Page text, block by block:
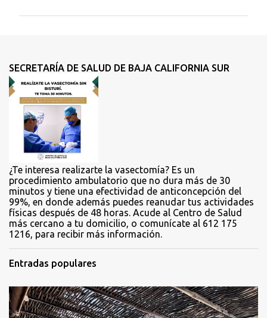
t
a
r
o
SECRETARÍA DE SALUD DE BAJA CALIFORNIA SUR
¿Te interesa realizarte la vasectomía? Es un
procedimiento ambulatorio que no dura más de 30
minutos y tiene una efectividad de anticoncepción del
99%, en donde además puedes reanudar tus actividades
físicas después de 48 horas. Acude al Centro de Salud
más cercano a tu domicilio, o comunícate al 612 175
1216, para recibir más información.
Entradas populares